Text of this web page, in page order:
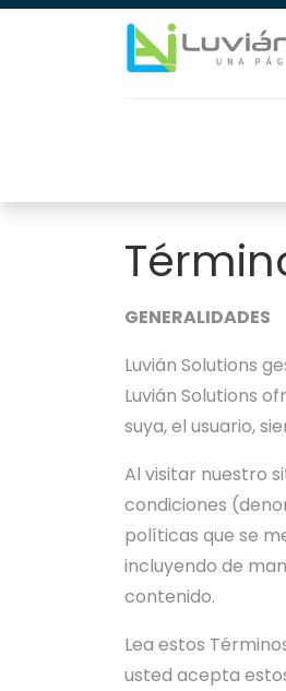
GENERALIDADES
Luvián Solutions
Luvián Solutions
suya, el usuario,
Al visitar nuestro
condiciones
políticas que se
incluyendo de
contenido.
Lea estos
usted acepta